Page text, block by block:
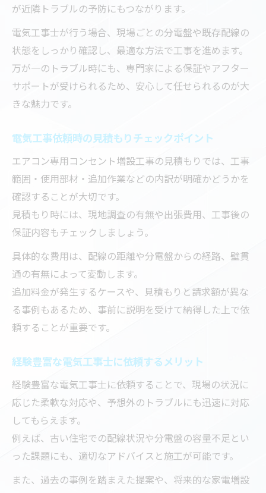
が近隣トラブルの予防にもつながります。
電気工事士が行う場合、現場ごとの分電盤や既存配線の
状態をしっかり確認し、最適な方法で工事を進めます。
万が一のトラブル時にも、専門家による保証やアフター
サポートが受けられるため、安心して任せられるのが大
きな魅力です。
電気工事依頼時の見積もりチェックポイント
エアコン専用コンセント増設工事の見積もりでは、工事
範囲・使用部材・追加作業などの内訳が明確かどうかを
確認することが大切です。
見積もり時には、現地調査の有無や出張費用、工事後の
保証内容もチェックしましょう。
具体的な費用は、配線の距離や分電盤からの経路、壁貫
通の有無によって変動します。
追加料金が発生するケースや、見積もりと請求額が異な
る事例もあるため、事前に説明を受けて納得した上で依
頼することが重要です。
経験豊富な電気工事士に依頼するメリット
経験豊富な電気工事士に依頼することで、現場の状況に
応じた柔軟な対応や、予想外のトラブルにも迅速に対応
してもらえます。
例えば、古い住宅での配線状況や分電盤の容量不足とい
った課題にも、適切なアドバイスと施工が可能です。
また、過去の事例を踏まえた提案や、将来的な家電増設